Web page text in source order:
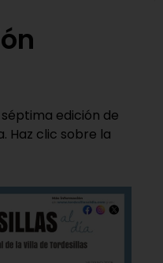
edición de
Haz clic sobre la